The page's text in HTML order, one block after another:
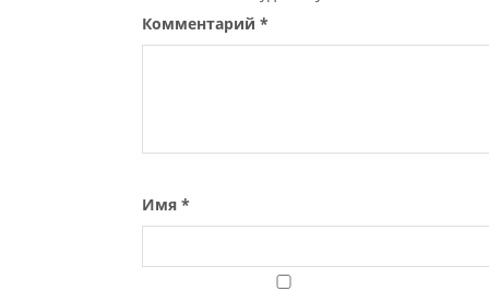
Комментарий *
Имя *